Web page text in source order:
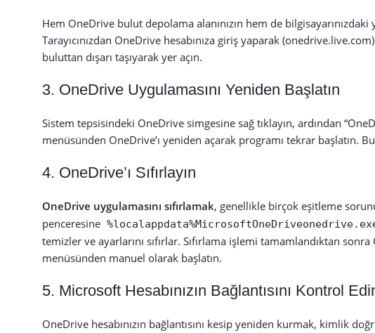
Hem OneDrive bulut depolama alanınızın hem de
Tarayıcınızdan OneDrive hesabınıza giriş yaparak
buluttan dışarı taşıyarak yer açın.
3. OneDrive Uygulamasını Yeniden Başlatın
Sistem tepsisindeki OneDrive simgesine sağ tıklayın, ardından
menüsünden OneDrive’ı yeniden açarak programı tekrar başlatın.
4. OneDrive’ı Sıfırlayın
OneDrive uygulamasını sıfırlamak, genellikle birçok eşitleme
penceresine
temizler ve ayarlarını sıfırlar. Sıfırlama işlemi tamamlandıktan
menüsünden manuel olarak başlatın.
5. Microsoft Hesabınızın Bağlantısını Kontrol
OneDrive hesabınızın bağlantısını kesip yeniden kurmak, kimlik